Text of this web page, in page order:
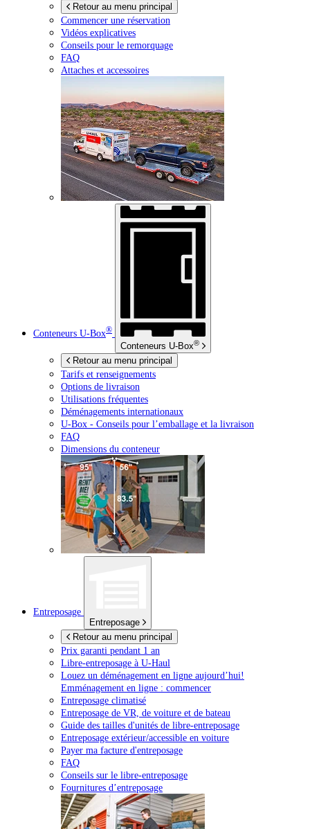
Retour au menu principal
Commencer une réservation
Vidéos explicatives
Conseils pour le remorquage
FAQ
Attaches et accessoires
Conteneurs U-Box®
Conteneurs U-Box®
Retour au menu principal
Tarifs et renseignements
Options de livraison
Utilisations fréquentes
Déménagements internationaux
U-Box - Conseils pour l’emballage et la livraison
FAQ
Dimensions du conteneur
Entreposage
Entreposage
Retour au menu principal
Prix garanti pendant 1 an
Libre-entreposage à U-Haul
Louez un déménagement en ligne aujourd’hui!
Emménagement en ligne : commencer
Entreposage climatisé
Entreposage de VR, de voiture et de bateau
Guide des tailles d'unités de libre-entreposage
Entreposage extérieur/accessible en voiture
Payer ma facture d'entreposage
FAQ
Conseils sur le libre-entreposage
Fournitures d’entreposage